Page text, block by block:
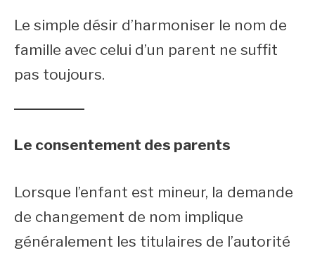
Le simple désir d’harmoniser le nom de
famille avec celui d’un parent ne suffit
pas toujours.
Le consentement des parents
Lorsque l’enfant est mineur, la demande
de changement de nom implique
généralement les titulaires de l’autorité